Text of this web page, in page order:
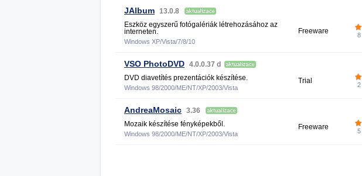
JAlbum 13.0.8
Eszköz egyszerű fotógalériák létrehozásához az
interneten.
Windows XP/Vista/7/8/10
Freeware 8
VSO PhotoDVD 4.0.0.37 d
DVD diavetítés prezentációk készítése.
Windows 98/2000/ME/NT/XP/2003/Vista
Trial 2
AndreaMosaic 3.36
Mozaik készítése fényképekből.
Windows 98/2000/ME/NT/XP/2003/Vista
Freeware 5